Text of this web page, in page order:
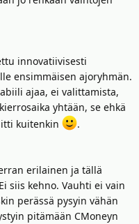
innovatiivisesti
ensimmäisen ajoryhmän.
ajaa, ei valittamista,
yhtään, se ehkä
kuitenkin
.
erilainen ja tällä
siis kehno. Vauhti ei vain
perässä pysyin vähän
pitämään CMoneyn